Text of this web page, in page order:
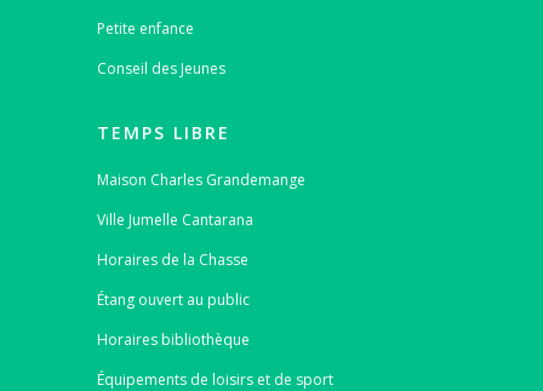
Petite enfance
Conseil des Jeunes
TEMPS LIBRE
Maison Charles Grandemange
Ville Jumelle Cantarana
Horaires de la Chasse
Étang ouvert au public
Horaires bibliothèque
Équipements de loisirs et de sport